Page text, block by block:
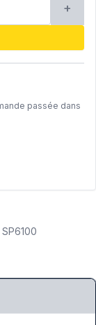
+
passée dans